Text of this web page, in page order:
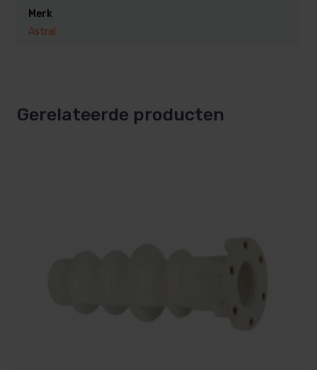
ontworpen voor prefab baden en is uitgevoerd in een
mooie antraciet kleur die perfect past bij de meeste
Duurzaam materiaal
: Zorgt voor een
optimale verdeling van gefilterd water.
in met verschillende zwembadontwerpen.
: Speciaal ontworpen voor prefab
Merk
Astral
Gerelateerde producten